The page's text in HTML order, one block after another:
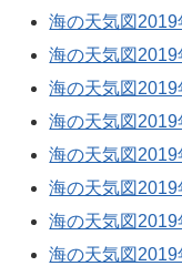
海の天気図2019
海の天気図2019
海の天気図2019
海の天気図2019
海の天気図2019
海の天気図2019
海の天気図2019
海の天気図2019